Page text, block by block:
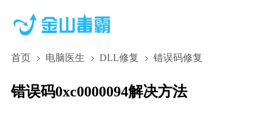
首页 电脑医生 DLL修复 错误码修复
错误码0xc0000094解决方法